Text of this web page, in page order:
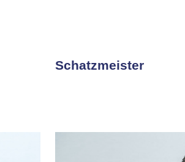
Schatzmeister